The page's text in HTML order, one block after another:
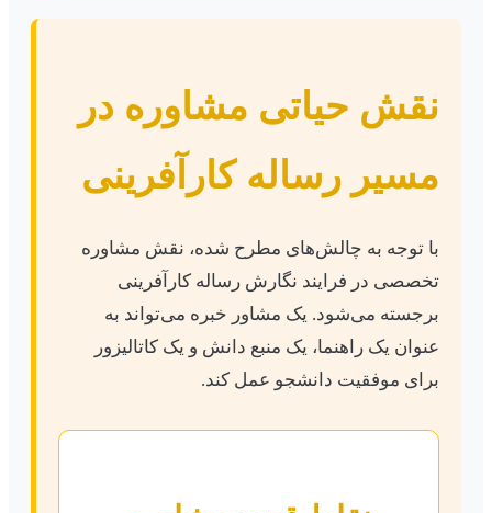
نقش حیاتی مشاوره در
مسیر رساله کارآفرینی
با توجه به چالش‌های مطرح شده، نقش مشاوره
تخصصی در فرایند نگارش رساله کارآفرینی
برجسته می‌شود. یک مشاور خبره می‌تواند به
عنوان یک راهنما، یک منبع دانش و یک کاتالیزور
برای موفقیت دانشجو عمل کند.